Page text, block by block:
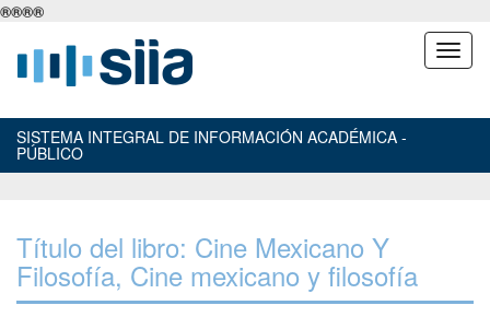
®®®®
SISTEMA INTEGRAL DE INFORMACIÓN ACADÉMICA -
PÚBLICO
Título del libro: Cine Mexicano Y
Filosofía, Cine mexicano y filosofía